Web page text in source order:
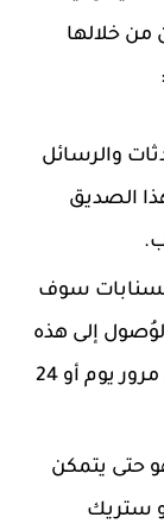
خلالها
والرسائل
الصديق
السنابات سوف
إلى هذه
المرحلة يجب أن يتم إرسال سناب بعد مرور يوم أو 24
حتى يتمكن
ستريك